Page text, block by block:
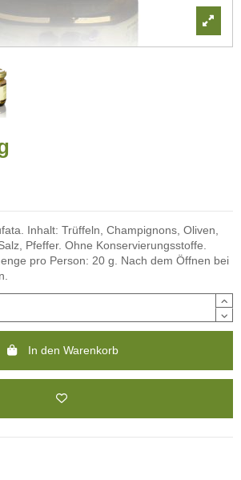
Inhalt: Trüffeln, Champignons, Oliven,
Pfeffer. Ohne Konservierungsstoffe.
pro Person: 20 g. Nach dem Öffnen bei
In den Warenkorb